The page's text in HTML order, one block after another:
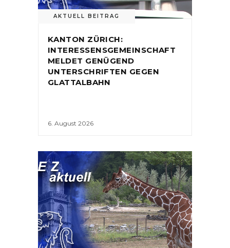
AKTUELL BEITRAG
KANTON ZÜRICH:
INTERESSENSGEMEINSCHAFT
MELDET GENÜGEND
UNTERSCHRIFTEN GEGEN
GLATTALBAHN
6. August 2026